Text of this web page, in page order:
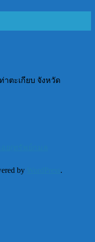
าตะเกียบ จังหวัด
by .